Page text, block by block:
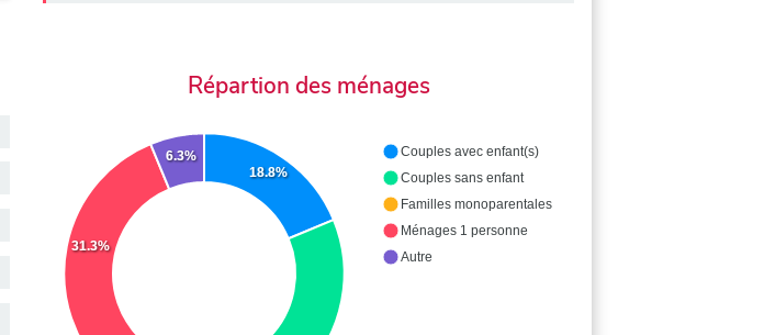
Répartion des ménages
18.8%
31.3%
6.3%
Couples avec enfant(s)
Couples sans enfant
Familles monoparentales
Ménages 1 personne
Autre